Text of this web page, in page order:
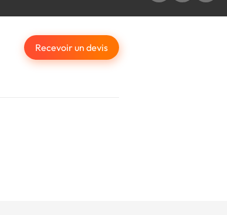
Recevoir un devis